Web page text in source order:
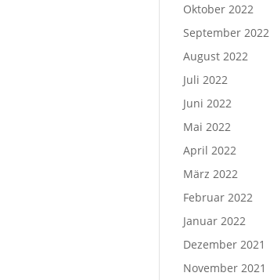
Oktober 2022
September 2022
August 2022
Juli 2022
Juni 2022
Mai 2022
April 2022
März 2022
Februar 2022
Januar 2022
Dezember 2021
November 2021